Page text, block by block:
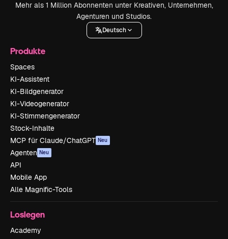
Mehr als 1 Million Abonnenten unter Kreativen, Unternehmen,
Agenturen und Studios.
Deutsch
Produkte
Spaces
KI-Assistent
KI-Bildgenerator
KI-Videogenerator
KI-Stimmengenerator
Stock-Inhalte
MCP für Claude/ChatGPT Neu
Agenten Neu
API
Mobile App
Alle Magnific-Tools
Loslegen
Academy